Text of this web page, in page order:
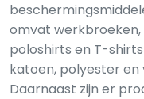
omvat werkbroeken,
poloshirts en T-
katoen, polyester
Daarnaast zijn er